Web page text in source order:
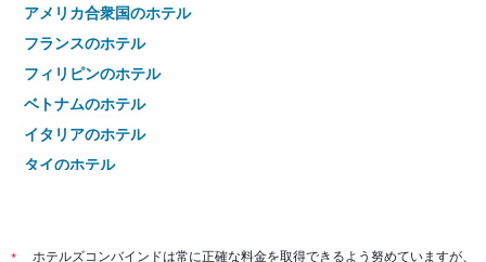
アメリカ合衆国のホテル
フランスのホテル
フィリピンのホテル
ベトナムのホテル
イタリアのホテル
タイのホテル
ホテルズコンバインドは常に正確な料金を取得できるよう努めていますが、